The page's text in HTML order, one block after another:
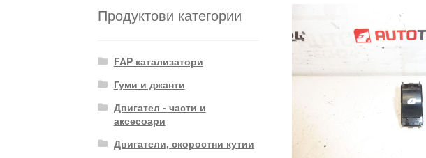
Продуктови категории
FAP катализатори
Гуми и джанти
Двигател - части и
аксесоари
Двигатели, скоростни кутии